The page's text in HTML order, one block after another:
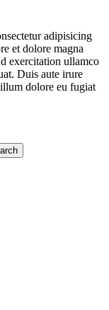
adipisicing
et dolore magna
exercitation ullamco
Duis aute irure
dolore eu fugiat